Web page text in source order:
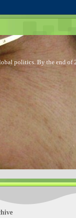
politics. By the end of